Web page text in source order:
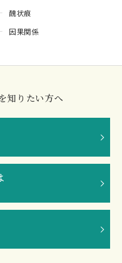
醜状痕
因果関係
知りたい方へ